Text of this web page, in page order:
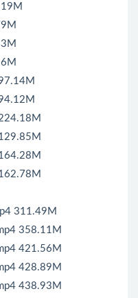
311.49M
358.11M
421.56M
428.89M
438.93M